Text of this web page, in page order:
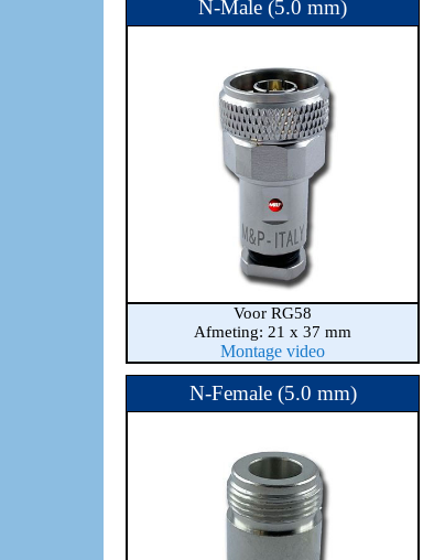
N-Male (5.0 mm)
Voor RG58
Afmeting: 21 x 37 mm
Montage video
N-Female (5.0 mm)